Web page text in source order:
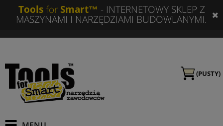
Toolsfor Smart™ - INTERNETOWY SKLEP Z
MASZYNAMI I NARZĘDZIAMI BUDOWLANYMI.
(PUSTY)